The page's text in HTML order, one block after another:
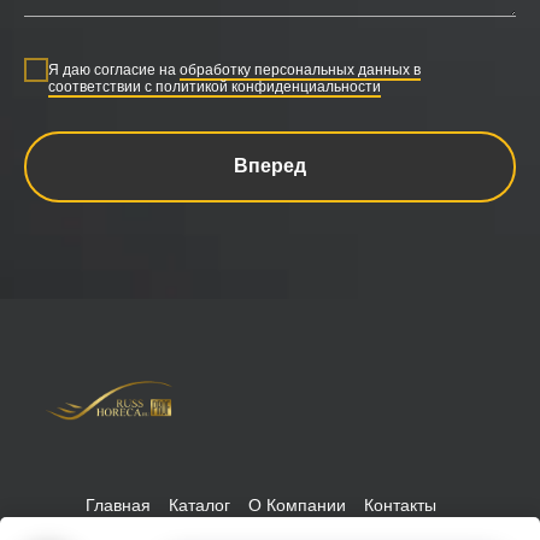
Я даю согласие на обработку персональных данных в
соответствии с политикой конфиденциальности
Вперед
Главная Каталог О Компании
Контакты